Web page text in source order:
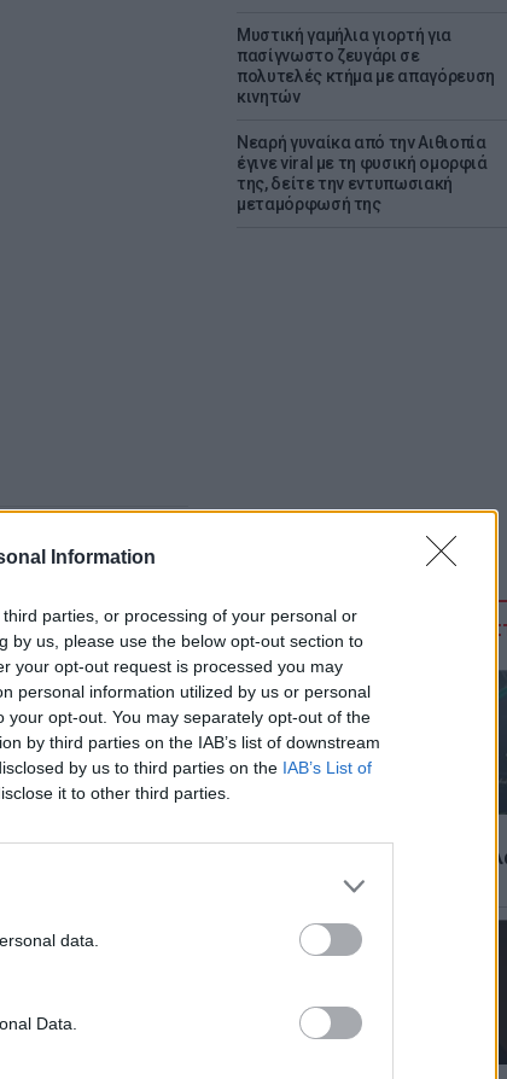
Information
parties, or processing of your personal or
by us, please use the below opt-out section to
your opt-out request is processed you may
personal information utilized by us or personal
opt-out. You may separately opt-out of the
by third parties on the IAB’s list of downstream
by us to third parties on the IAB’s List of
it to other third parties.
data.
Data.
Μυστική γαμήλια γιορτή για
πασίγνωστο ζευγάρι σε
πολυτελές κτήμα με απαγόρευση
κινητών
Νεαρή γυναίκα από την Αιθιοπία
έγινε viral με τη φυσική ομορφιά
της, δείτε την εντυπωσιακή
μεταμόρφωσή της
Μακελειό σε σχολείο της
Μαθητής άνοιξε πυρ
και θα διαρκέσει
από τα
όπως η
διάρκεια
των New York
προθεσμία που
είμαστε
ενωμένοι για
των
Εργασίας και